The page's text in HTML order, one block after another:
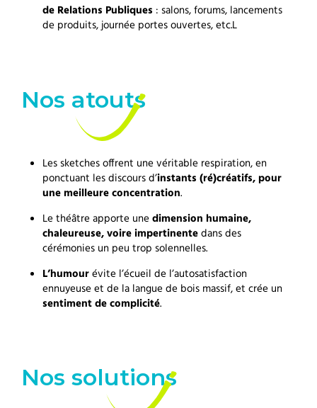
de Relations Publiques : salons, forums, lancements
de produits, journée portes ouvertes, etc.L
Nos atouts
Les sketches offrent une véritable respiration, en
ponctuant les discours d’instants (ré)créatifs, pour
une meilleure concentration.
Le théâtre apporte une dimension humaine,
chaleureuse, voire impertinentedans des
cérémonies un peu trop solennelles.
L’humourévite l’écueil de l’autosatisfaction
ennuyeuse et de la langue de bois massif, et crée un
sentiment de complicité.
Nos solutions